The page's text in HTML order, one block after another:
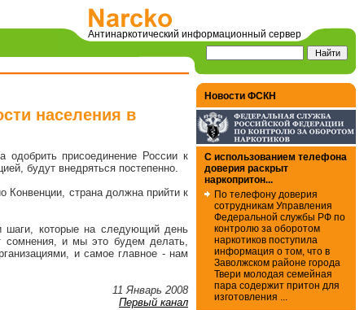
Антинаркотический информационный сервер
населения в
одобрить присоединение России к
будут внедряться постепенно.
Конвенции, страна должна прийти к
шаги, которые на следующий день
сомнения, и мы это будем делать,
и самое главное - нам
11 Январь 2008
Первый канал
Новости ФСКН
С использованием телефона
доверия раскрыт
наркопритон...
По телефону доверия
сотрудникам Управления
Федеральной службы РФ по
контролю за оборотом
наркотиков поступила
информация о том, что в
Заволжском районе города
Твери молодая семейная
пара содержит притон для
изготовления ...